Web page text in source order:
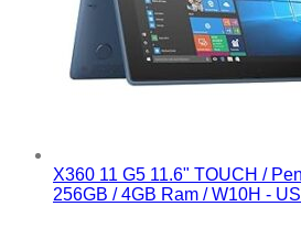
X360 11 G5 11.6" TOUCH /
256GB / 4GB Ram / W10H -